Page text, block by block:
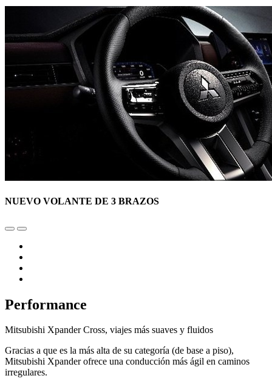
NUEVO VOLANTE DE 3 BRAZOS
Performance
Mitsubishi Xpander Cross, viajes más suaves y fluidos
Gracias a que es la más alta de su categoría (de base a piso),
Mitsubishi Xpander ofrece una conducción más ágil en caminos
irregulares.